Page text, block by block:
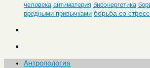
человека антиматерия биоэнергетика
вредными привычками борьба со
Антропология